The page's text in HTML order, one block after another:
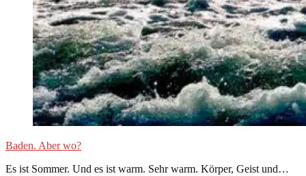
Baden. Aber wo?
Es ist Sommer. Und es ist warm. Sehr warm. Körper, Geist und…